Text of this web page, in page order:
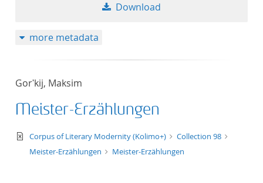
Download
more metadata
Gorʹkij, Maksim
Meister-Erzählungen
text/xml
Corpus of Literary Modernity (Kolimo+)
Collection 98
Meister-Erzählungen
Meister-Erzählungen